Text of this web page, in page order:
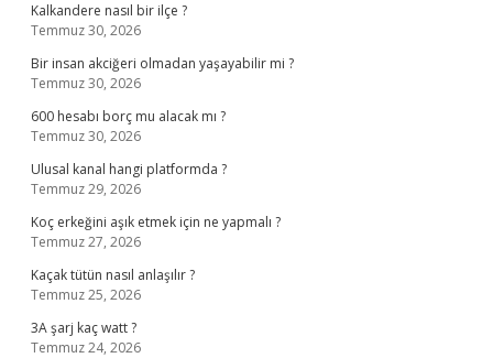
Kalkandere nasıl bir ilçe ?
Temmuz 30, 2026
Bir insan akciğeri olmadan yaşayabilir mi ?
Temmuz 30, 2026
600 hesabı borç mu alacak mı ?
Temmuz 30, 2026
Ulusal kanal hangi platformda ?
Temmuz 29, 2026
Koç erkeğini aşık etmek için ne yapmalı ?
Temmuz 27, 2026
Kaçak tütün nasıl anlaşılır ?
Temmuz 25, 2026
3A şarj kaç watt ?
Temmuz 24, 2026